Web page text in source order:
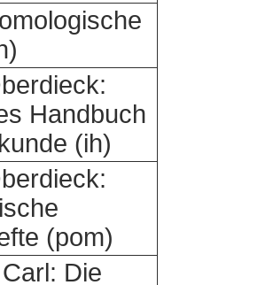
Handbuch
(ih)
(pom)
Die